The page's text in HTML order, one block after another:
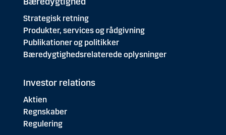
Strategisk retning
Produkter, services og rådgivning
Publikationer og politikker
Bæredygtighedsrelaterede oplysninger
Investor relations
Aktien
Regnskaber
Regulering